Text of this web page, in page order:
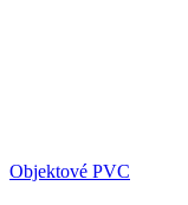
Objektové PVC